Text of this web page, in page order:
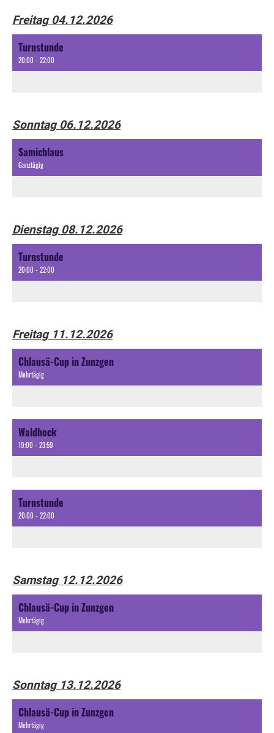
Freitag 04.12.2026
Turnstunde
20:00 - 22:00
Sonntag 06.12.2026
Samichlaus
Ganztägig
Dienstag 08.12.2026
Turnstunde
20:00 - 22:00
Freitag 11.12.2026
Chlausä-Cup in Zunzgen
Mehrtägig
Waldhock
19:00 - 23:59
Turnstunde
20:00 - 22:00
Samstag 12.12.2026
Chlausä-Cup in Zunzgen
Mehrtägig
Sonntag 13.12.2026
Chlausä-Cup in Zunzgen
Mehrtägig